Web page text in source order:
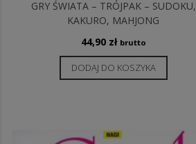
GRY ŚWIATA – TRÓJPAK – SUDOKU,
KAKURO, MAHJONG
44,90 zł brutto
DODAJ DO KOSZYKA